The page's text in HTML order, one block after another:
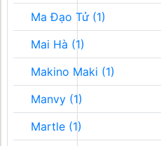
Ma Đạo Tử (1)
Mai Hà (1)
Makino Maki (1)
Manvy (1)
Martle (1)